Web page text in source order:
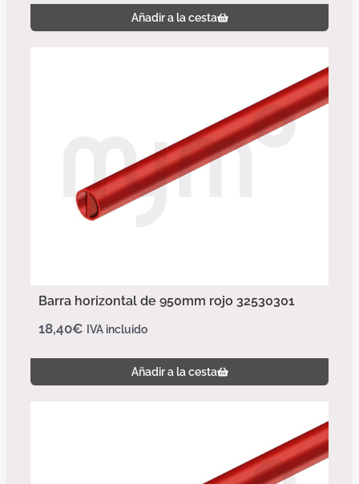
Añadir a la cesta
Barra horizontal de 950mm rojo 32530301
18,40€ IVA incluido
Añadir a la cesta